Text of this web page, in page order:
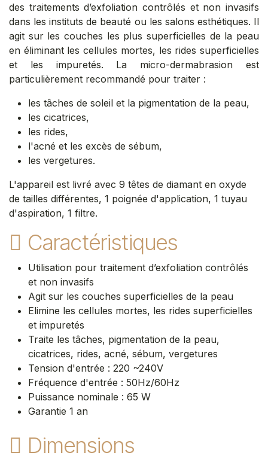
des traitements d’exfoliation contrôlés et non invasifs
dans les instituts de beauté ou les salons esthétiques. Il
agit sur les couches les plus superficielles de la peau
en éliminant les cellules mortes, les rides superficielles
et les impuretés. La micro-dermabrasion est
particulièrement recommandé pour traiter :
les tâches de soleil et la pigmentation de la peau,
les cicatrices,
les rides,
l'acné et les excès de sébum,
les vergetures.
L'appareil est livré avec 9 têtes de diamant en oxyde
de tailles différentes, 1 poignée d'application, 1 tuyau
d'aspiration, 1 filtre.
Caractéristiques
Utilisation pour traitement d’exfoliation contrôlés
et non invasifs
Agit sur les couches superficielles de la peau
Elimine les cellules mortes, les rides superficielles
et impuretés
Traite les tâches, pigmentation de la peau,
cicatrices, rides, acné, sébum, vergetures
Tension d'entrée : 220 ~240V
Fréquence d'entrée : 50Hz/60Hz
Puissance nominale : 65 W ​
Garantie 1 an​
Dimensions